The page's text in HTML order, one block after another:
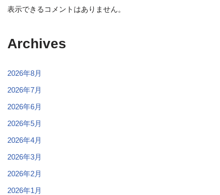
表示できるコメントはありません。
Archives
2026年8月
2026年7月
2026年6月
2026年5月
2026年4月
2026年3月
2026年2月
2026年1月